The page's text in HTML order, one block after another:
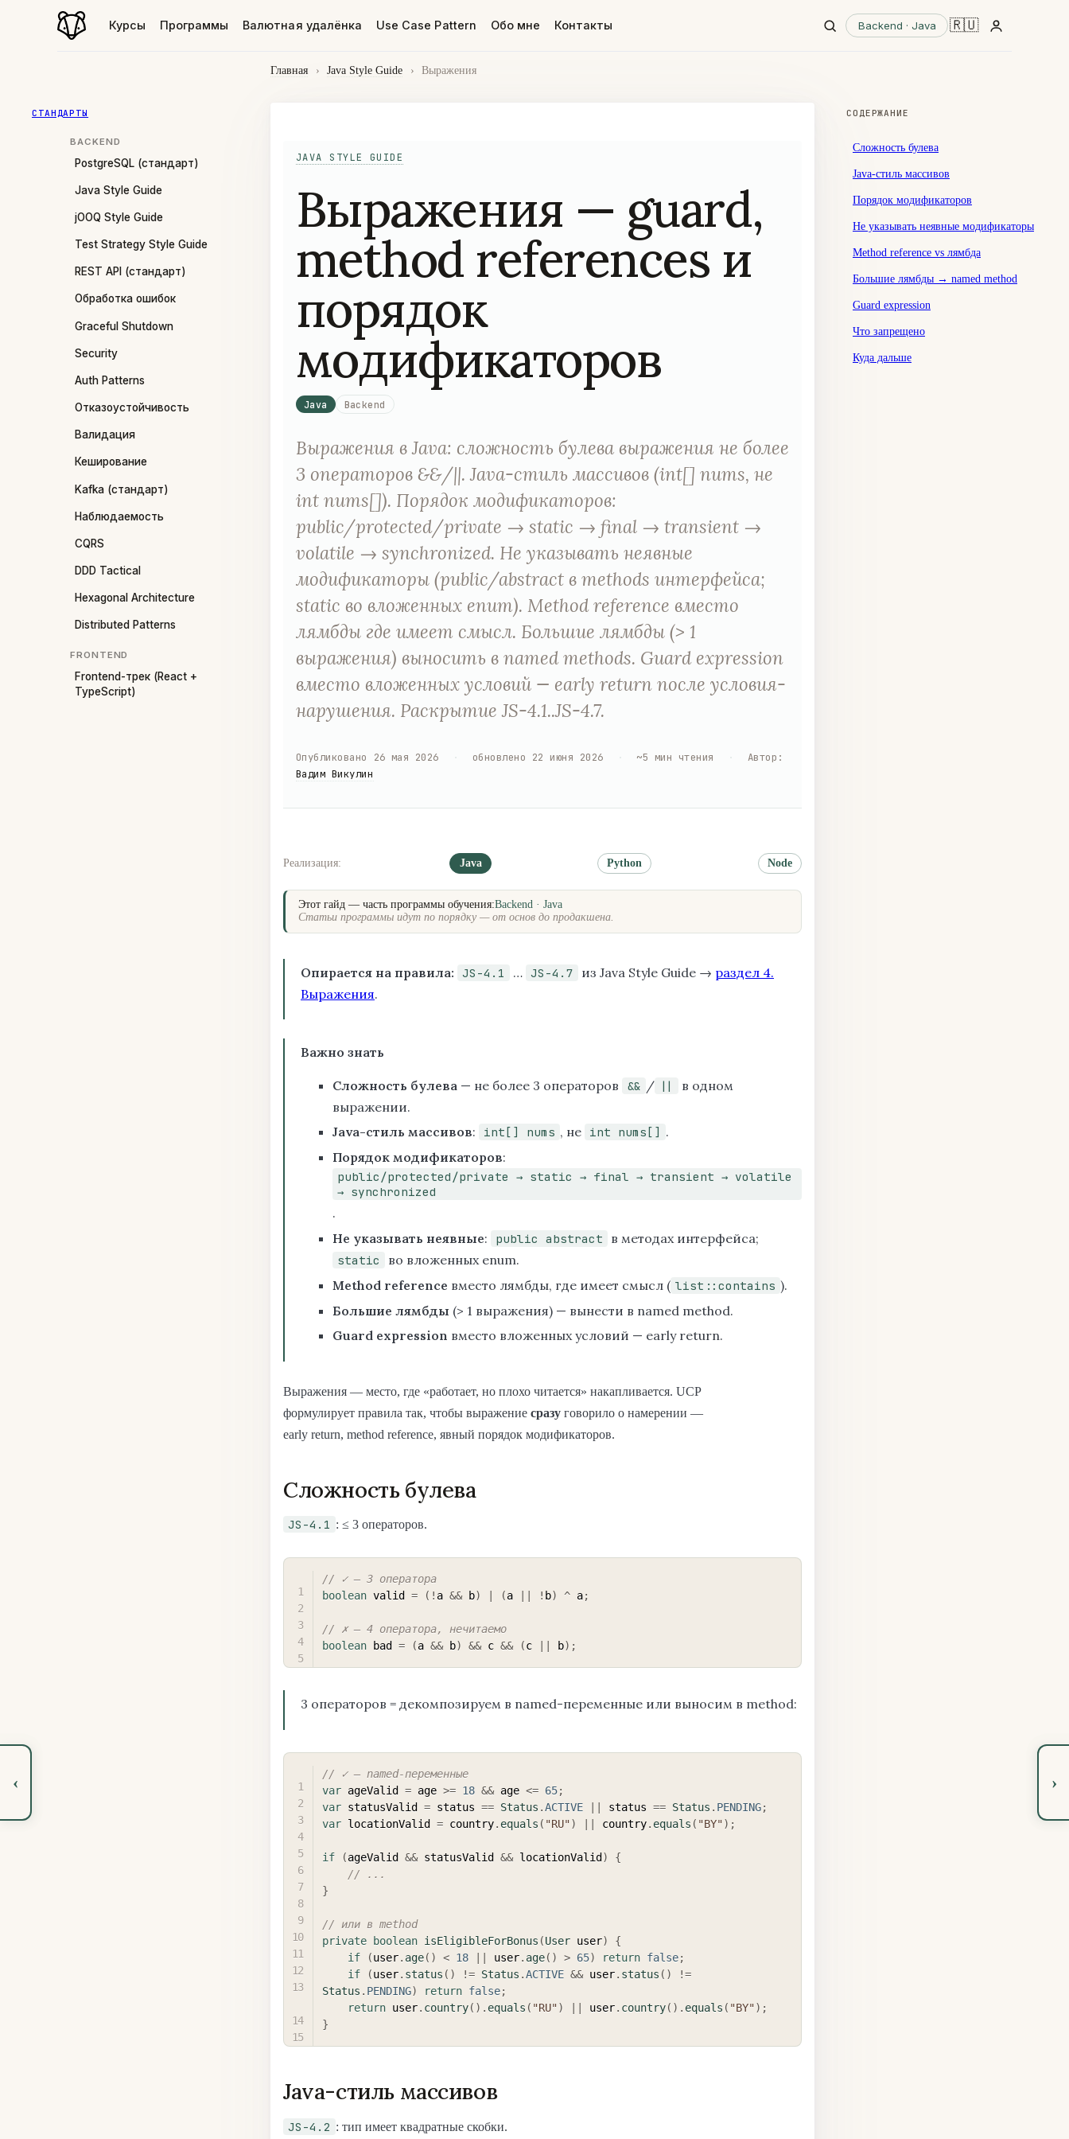
Курсы Программы Валютная удалёнка Use Case Pattern Обо мне Контакты Backend · Java 🇷🇺
СТАНДАРТЫ
BACKEND
PostgreSQL (стандарт)
Java Style Guide
jOOQ Style Guide
Test Strategy Style Guide
REST API (стандарт)
Обработка ошибок
Graceful Shutdown
Security
Auth Patterns
Отказоустойчивость
Валидация
Кеширование
Kafka (стандарт)
Наблюдаемость
CQRS
DDD Tactical
Hexagonal Architecture
Distributed Patterns
FRONTEND
Frontend-трек (React +
TypeScript)
‹
Главная › Java Style Guide › Выражения
JAVA STYLE GUIDE
Выражения — guard,
method references и
порядок
модификаторов
Java Backend
Выражения в Java: сложность булева выражения не более
3 операторов &&/||. Java-стиль массивов (int[] nums, не
int nums[]). Порядок модификаторов:
public/protected/private → static → final → transient →
volatile → synchronized. Не указывать неявные
модификаторы (public/abstract в methods интерфейса;
static во вложенных enum). Method reference вместо
лямбды где имеет смысл. Большие лямбды (> 1
выражения) выносить в named methods. Guard expression
вместо вложенных условий — early return после условия-
нарушения. Раскрытие JS-4.1..JS-4.7.
Опубликовано 26 мая 2026 обновлено 22 июня 2026 ~5 мин чтения Автор :
Вадим Викулин
Реализация: Java Python Node
Этот гайд — часть программы обучения:Backend · Java
Статьи программы идут по порядку — от основ до продакшена.
Опирается на правила: JS-4.1 … JS-4.7 из Java Style Guide → раздел 4.
Выражения.
Важно знать
Сложность булева — не более 3 операторов && / ||
в одном
выражении.
Java-стиль массивов: int[] nums , не int nums[] .
Порядок модификаторов:
public/protected/private → static → final → transient → volatile
→ synchronized
.
Не указывать неявные: public abstract в методах интерфейса;
static
во вложенных enum.
Method reference вместо лямбды, где имеет смысл ( list::contains ).
Большие лямбды (> 1 выражения) — вынести в named method.
Guard expression вместо вложенных условий — early return.
Выражения — место, где «работает, но плохо читается» накапливается. UCP
формулирует правила так, чтобы выражение сразу говорило о намерении —
early return, method reference, явный порядок модификаторов.
Сложность булева
JS-4.1 : ≤ 3 операторов.
// ✓ — 3 оператора
boolean valid = ( ! a && b) (a ! b) ^ a;
// ✗ — 4 оператора, нечитаемо
boolean bad = (a && b) && c && (c b) ;
3 операторов = декомпозируем в named-переменные или выносим в method:
// ✓ — named-переменные
var ageValid = age >= 18 && age <= 65;
var statusValid = status == Status .ACTIVE status == Status . PENDING;
var locationValid = country. equals ( "RU") country. equals ( "BY") ;
if (ageValid && statusValid && locationValid )
{
// ...
}
// или в method
private
boolean isEligibleForBonus (User user)
{
if
(user. age( ) < 18 user. age( ) > 65) return false;
if
(user. status ( ) != Status .ACTIVE && user. status ( )
!=
Status . PENDING) return false;
return user. country( ) . equals ( "RU") user. country( ) . equals ( "BY") ;
}
Java-стиль массивов
JS-4.2 : тип имеет квадратные скобки.
›
СОДЕРЖАНИЕ
Сложность булева
Java-стиль массивов
Порядок модификаторов
Не указывать неявные модификаторы
Method reference vs лямбда
Большие лямбды → named method
Guard expression
Что запрещено
Куда дальше